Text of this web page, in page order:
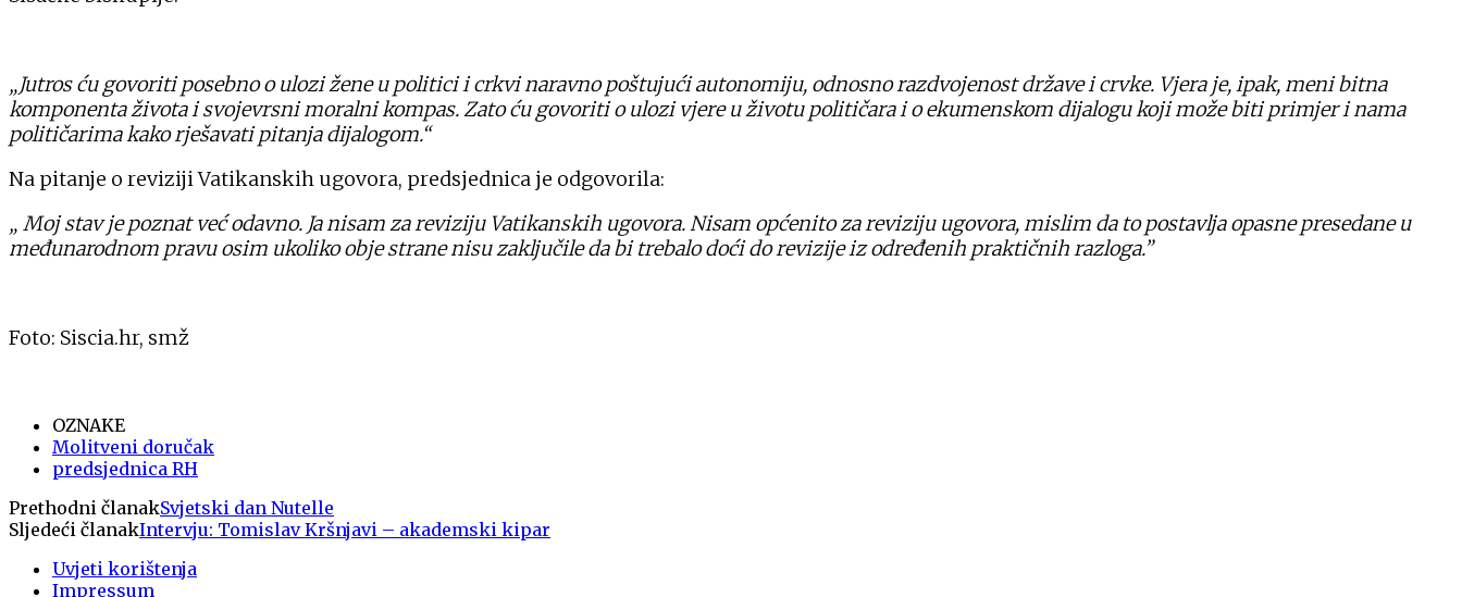
„Jutros ću govoriti posebno o ulozi žene u politici i crkvi naravno poštujući autonomiju, odnosno razdvojenost države i crvke. Vjera je, ipak, meni bitna
komponenta života i svojevrsni moralni kompas. Zato ću govoriti o ulozi vjere u životu političara i o ekumenskom dijalogu koji može biti primjer i nama
političarima kako rješavati pitanja dijalogom.“
Na pitanje o reviziji Vatikanskih ugovora, predsjednica je odgovorila:
„ Moj stav je poznat već odavno. Ja nisam za reviziju Vatikanskih ugovora. Nisam općenito za reviziju ugovora, mislim da to postavlja opasne presedane u
međunarodnom pravu osim ukoliko obje strane nisu zaključile da bi trebalo doći do revizije iz određenih praktičnih razloga.”
Foto: Siscia.hr, smž
OZNAKE
Molitveni doručak
predsjednica RH
Prethodni članakSvjetski dan Nutelle
Sljedeći članakIntervju: Tomislav Kršnjavi – akademski kipar
Uvjeti korištenja
Impressum